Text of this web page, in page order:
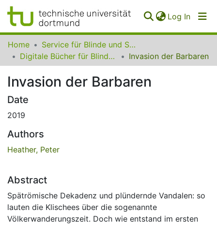
Log In
Communities
Collections
All of SfBS
FAQ
Home
Service für Blinde und Sehbehinderte der UB Dortmund
Digitale Bücher für Blinde und Sehbehinderte
Invasion der Barbaren
Invasion der Barbaren
Date
2019
Authors
Heather, Peter
Abstract
Spätrömische Dekadenz und plündernde Vandalen: so
lauten die Klischees über die sogenannte
Völkerwanderungszeit. Doch wie entstand im ersten